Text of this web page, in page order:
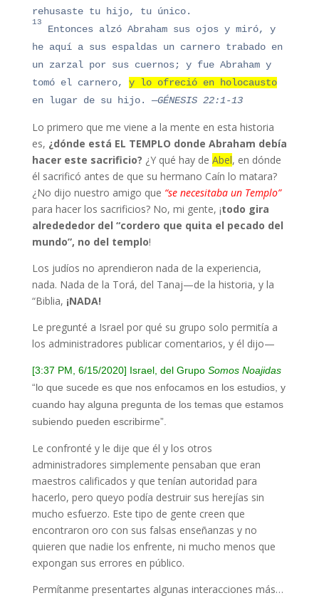
rehusaste tu hijo, tu único.
13
Entonces alzó Abraham sus ojos y miró, y
he aquí a sus espaldas un carnero trabado en
un zarzal por sus cuernos; y fue Abraham y
tomó el carnero, y lo ofreció en holocausto
en lugar de su hijo. —GÉNESIS 22:1-13
Lo primero que me viene a la mente en esta historia
es, ¿dónde está EL TEMPLO donde Abraham debía
hacer este sacrificio? ¿Y qué hay de Abel, en dónde
él sacrificó antes de que su hermano Caín lo matara?
¿No dijo nuestro amigo que “se necesitaba un Templo”
para hacer los sacrificios? No, mi gente, ¡todo gira
alredededor del “cordero que quita el pecado del
mundo”, no del templo!
Los judíos no aprendieron nada de la experiencia,
nada. Nada de la Torá, del Tanaj—de la historia, y la
“Biblia, ¡NADA!
Le pregunté a Israel por qué su grupo solo permitía a
los administradores publicar comentarios, y él dijo—
[3:37 PM, 6/15/2020] Israel, del Grupo Somos Noajidas
“lo que sucede es que nos enfocamos en los estudios, y
cuando hay alguna pregunta de los temas que estamos
subiendo pueden escribirme”.
Le confronté y le dije que él y los otros
administradores simplemente pensaban que eran
maestros calificados y que tenían autoridad para
hacerlo, pero queyo podía destruir sus herejías sin
mucho esfuerzo. Este tipo de gente creen que
encontraron oro con sus falsas enseñanzas y no
quieren que nadie los enfrente, ni mucho menos que
expongan sus errores en público.
Permítanme presentartes algunas interacciones más…